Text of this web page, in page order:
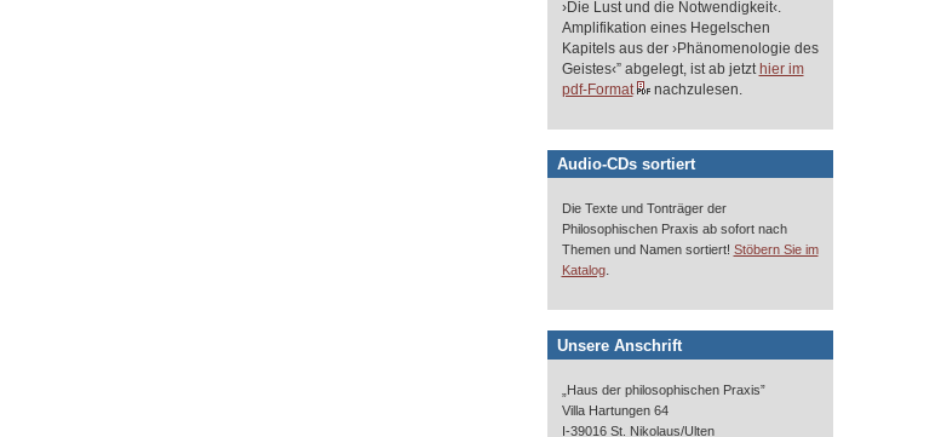
›Die Lust und die Notwendigkeit‹.
Amplifikation eines Hegelschen
Kapitels aus der ›Phänomenologie des
Geistes‹” abgelegt, ist ab jetzt hier im
pdf-Format
nachzulesen.
Audio-CDs sortiert
Die Texte und Tonträger der
Philosophischen Praxis ab sofort nach
Themen und Namen sortiert! Stöbern Sie im
Katalog.
Unsere Anschrift
„Haus der philosophischen Praxis”
Villa Hartungen 64
I-39016 St. Nikolaus/Ulten